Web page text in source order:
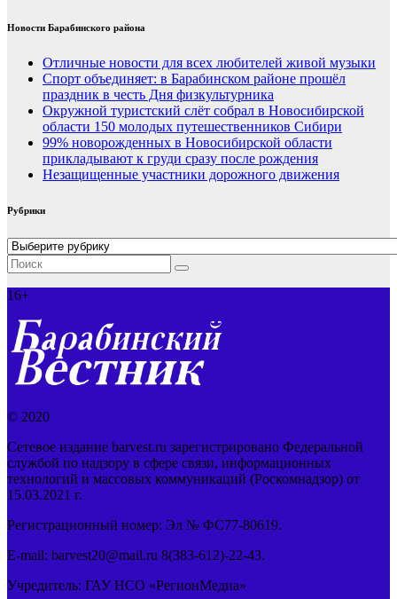
Новости Барабинского района
Отличные новости для всех любителей живой музыки
Спорт объединяет: в Барабинском районе прошёл
праздник в честь Дня физкультурника
Окружной туристский слёт собрал в Новосибирской
области 150 молодых путешественников Сибири
99% новорожденных в Новосибирской области
прикладывают к груди сразу после рождения
Незащищенные участники дорожного движения
Рубрики
Рубрики
16+
© 2020
Сетевое издание barvest.ru зарегистрировано Федеральной
службой по надзору в сфере связи, информационных
технологий и массовых коммуникаций (Роскомнадзор) от
15.03.2021 г.
Регистрационный номер: Эл № ФС77-80619.
E-mail: barvest20@mail.ru 8(383-612)-22-43.
Учредитель: ГАУ НСО «РегионМедиа»